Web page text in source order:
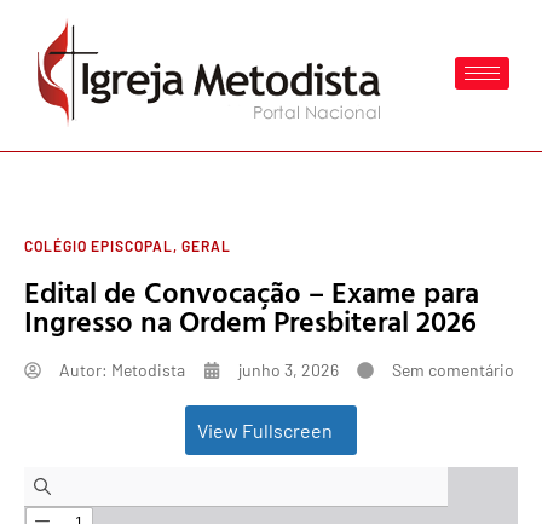
COLÉGIO EPISCOPAL, GERAL
Edital de Convocação – Exame para
Ingresso na Ordem Presbiteral 2026
Autor: Metodista junho 3, 2026 Sem comentário
View Fullscreen